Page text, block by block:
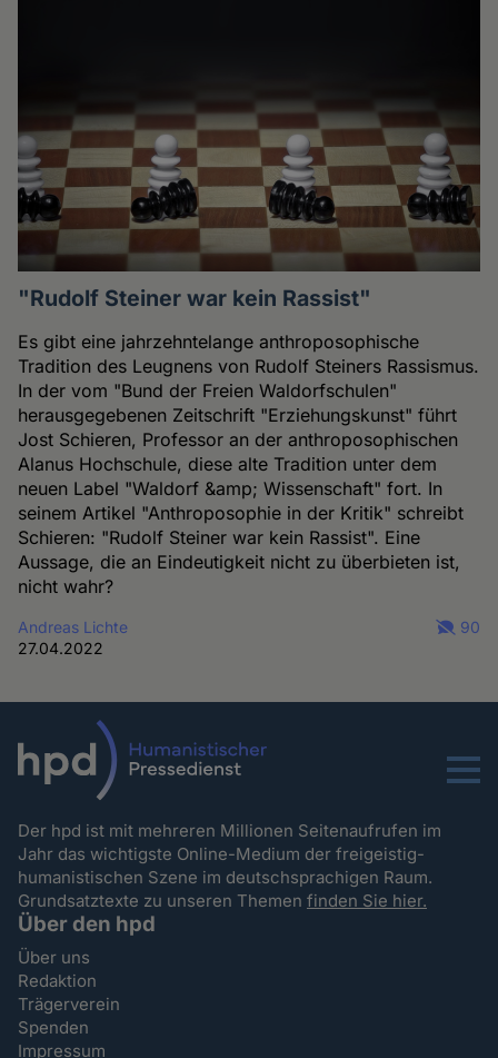
"Rudolf Steiner war kein Rassist"
Es gibt eine jahrzehntelange anthroposophische
Tradition des Leugnens von Rudolf Steiners Rassismus.
In der vom "Bund der Freien Waldorfschulen"
herausgegebenen Zeitschrift "Erziehungskunst" führt
Jost Schieren, Professor an der anthroposophischen
Alanus Hochschule, diese alte Tradition unter dem
neuen Label "Waldorf &amp; Wissenschaft" fort. In
seinem Artikel "Anthroposophie in der Kritik" schreibt
Schieren: "Rudolf Steiner war kein Rassist". Eine
Aussage, die an Eindeutigkeit nicht zu überbieten ist,
nicht wahr?
Andreas Lichte
27.04.2022
90
Menu
Der hpd ist mit mehreren Millionen Seitenaufrufen im
Jahr das wichtigste Online-Medium der freigeistig-
humanistischen Szene im deutschsprachigen Raum.
Grundsatztexte zu unseren Themenfinden Sie hier.
Über den hpd
Über uns
Redaktion
Trägerverein
Spenden
Impressum